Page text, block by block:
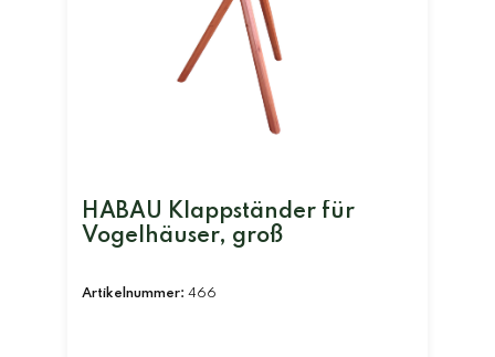
HABAU Klappständer für
Vogelhäuser, groß
Artikelnummer: 466